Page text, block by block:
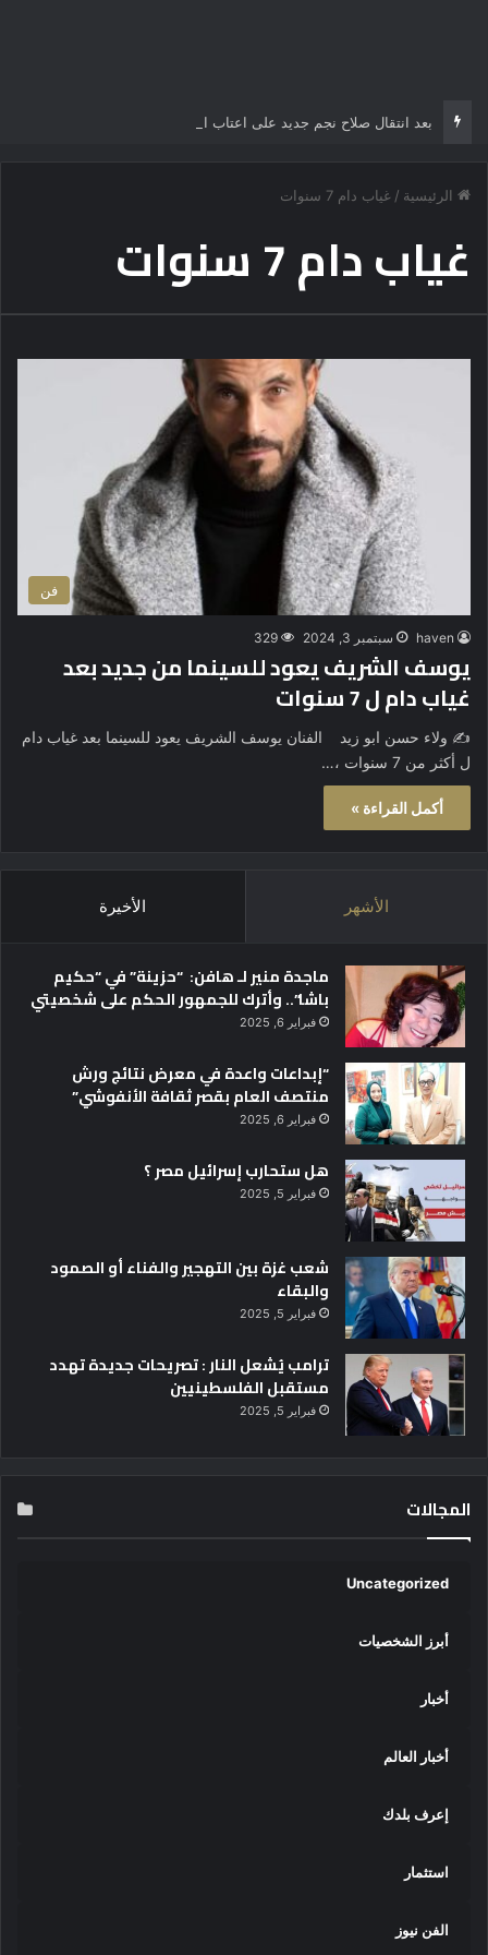
بعد انتقال صلاح نجم جديد على اعتاب الدوري التركي
الرئيسية / غياب دام 7 سنوات
غياب دام 7 سنوات
فن
haven سبتمبر 3, 2024 329
يوسف الشريف يعود للسينما من جديد بعد
غياب دام ل 7 سنوات
✍️ ولاء حسن ابو زيد الفنان يوسف الشريف يعود للسينما بعد غياب دام
ل أكثر من 7 سنوات ،…
أكمل القراءة »
الأشهر الأخيرة
ماجدة منير لـ هافن: “حزينة” في “حكيم
باشا”.. وأترك للجمهور الحكم على شخصيتي
فبراير 6, 2025
“إبداعات واعدة في معرض نتائج ورش
منتصف العام بقصر ثقافة الأنفوشي”
فبراير 6, 2025
هل ستحارب إسرائيل مصر ؟
فبراير 5, 2025
شعب غزة بين التهجير والفناء أو الصمود
والبقاء
فبراير 5, 2025
ترامب يُشعل النار : تصريحات جديدة تهدد
مستقبل الفلسطينيين
فبراير 5, 2025
المجالات
Uncategorized
أبرز الشخصيات
أخبار
أخبار العالم
إعرف بلدك
استثمار
الفن نيوز